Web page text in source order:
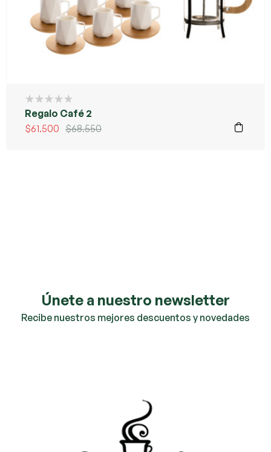
Regalo Café 2
$68.550
$61.500
Únete a nuestro newsletter
Recibe nuestros mejores descuentos y novedades